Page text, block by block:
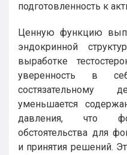
подготовленность к
Ценную функцию
эндокринной
выработке
уверенность в
состязательному
уменьшается
давления, что
обстоятельства для
и принятия решений.